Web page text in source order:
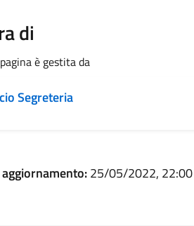
di
è gestita da
Segreteria
25/05/2022, 22:00